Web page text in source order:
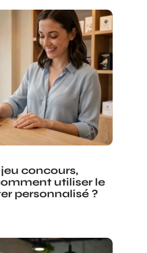
concours,
utiliser le
personnalisé ?